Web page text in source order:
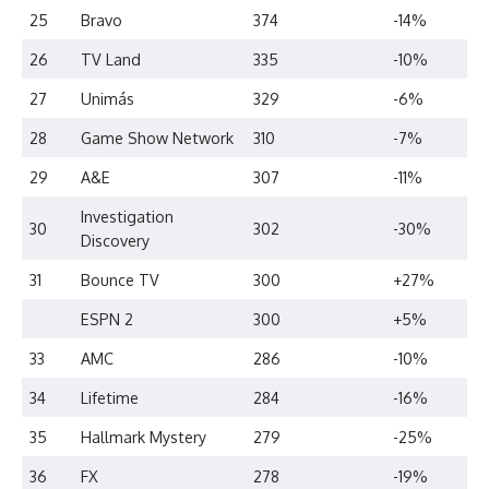
25 Bravo 374
-14%
26
TV Land 335
-10%
27
Unimás 329
-6%
28
Game Show Network 310
-7%
29
A&E 307 -11%
30
Investigation
Discovery
302 -30%
31 Bounce TV 300
+27%
ESPN 2
300
+5%
33
AMC 286
-10%
34
Lifetime 284
-16%
35
Hallmark Mystery 279
-25%
36
FX 278 -19%